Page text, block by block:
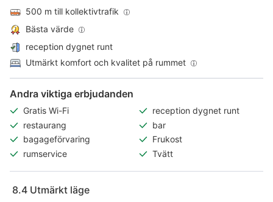
500 m till kollektivtrafik
Bästa värde
reception dygnet runt
Utmärkt komfort och kvalitet på rummet
Andra viktiga erbjudanden
Gratis Wi-Fi
reception dygnet runt
restaurang
bar
bagageförvaring
Frukost
rumservice
Tvätt
8.4 Utmärkt läge